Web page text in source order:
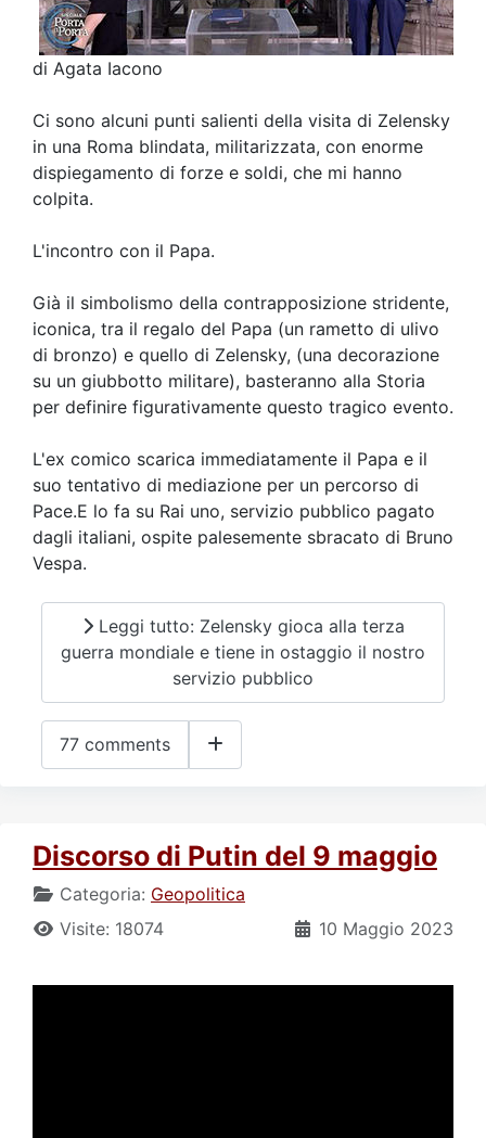
di Agata Iacono
Ci sono alcuni punti salienti della visita di Zelensky
in una Roma blindata, militarizzata, con enorme
dispiegamento di forze e soldi, che mi hanno
colpita.
L'incontro con il Papa.
Già il simbolismo della contrapposizione stridente,
iconica, tra il regalo del Papa (un rametto di ulivo
di bronzo) e quello di Zelensky, (una decorazione
su un giubbotto militare), basteranno alla Storia
per definire figurativamente questo tragico evento.
L'ex comico scarica immediatamente il Papa e il
suo tentativo di mediazione per un percorso di
Pace.E lo fa su Rai uno, servizio pubblico pagato
dagli italiani, ospite palesemente sbracato di Bruno
Vespa.
Leggi tutto: Zelensky gioca alla terza
guerra mondiale e tiene in ostaggio il nostro
servizio pubblico
77 comments
Discorso di Putin del 9 maggio
Categoria: Geopolitica
10 Maggio 2023
Visite: 18074